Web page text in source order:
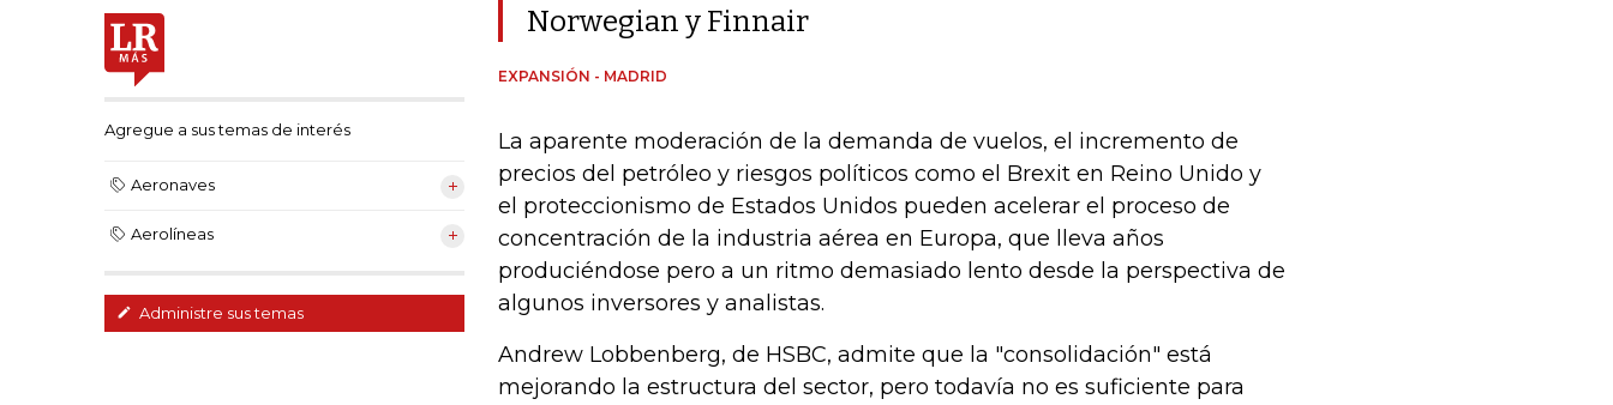
Agregue a sus temas de interés
Aeronaves
Aerolíneas
Administre sus temas
Norwegian y Finnair
EXPANSIÓN - MADRID
La aparente moderación de la demanda de vuelos, el incremento de
precios del petróleo y riesgos políticos como el Brexit en Reino Unido y
el proteccionismo de Estados Unidos pueden acelerar el proceso de
concentración de la industria aérea en Europa, que lleva años
produciéndose pero a un ritmo demasiado lento desde la perspectiva de
algunos inversores y analistas.
Andrew Lobbenberg, de HSBC, admite que la "consolidación" está
mejorando la estructura del sector, pero todavía no es suficiente para